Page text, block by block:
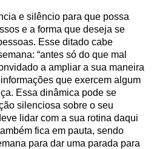
e silêncio para que possa
e a forma que deseja se
Esse ditado cabe
“antes só do que mal
a ampliar a sua maneira
que exercem algum
Essa dinâmica pode se
silenciosa sobre o seu
lidar com a sua rotina daqui
fica em pauta, sendo
para dar uma parada para